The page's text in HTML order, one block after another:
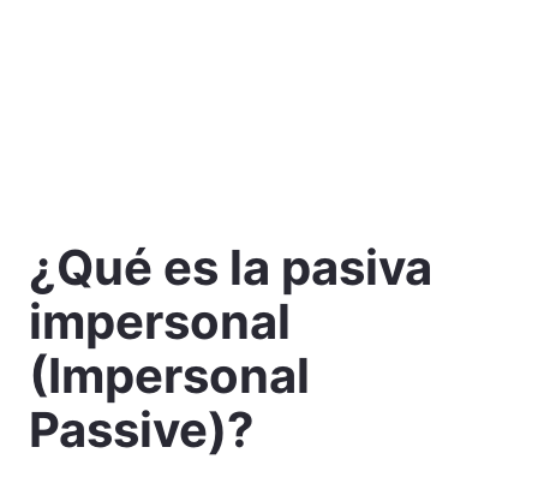
¿Qué es la pasiva
impersonal
(Impersonal
Passive)?